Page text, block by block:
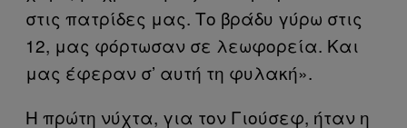
στις πατρίδες μας. Το βράδυ γύρω στις
12, μας φόρτωσαν σε λεωφορεία. Και
μας έφεραν σ’ αυτή τη φυλακή».
Η πρώτη νύχτα, για τον Γιούσεφ, ήταν η